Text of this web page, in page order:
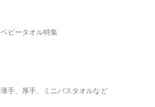
ベビータオル特集
薄手、厚手、ミニバスタオルなど